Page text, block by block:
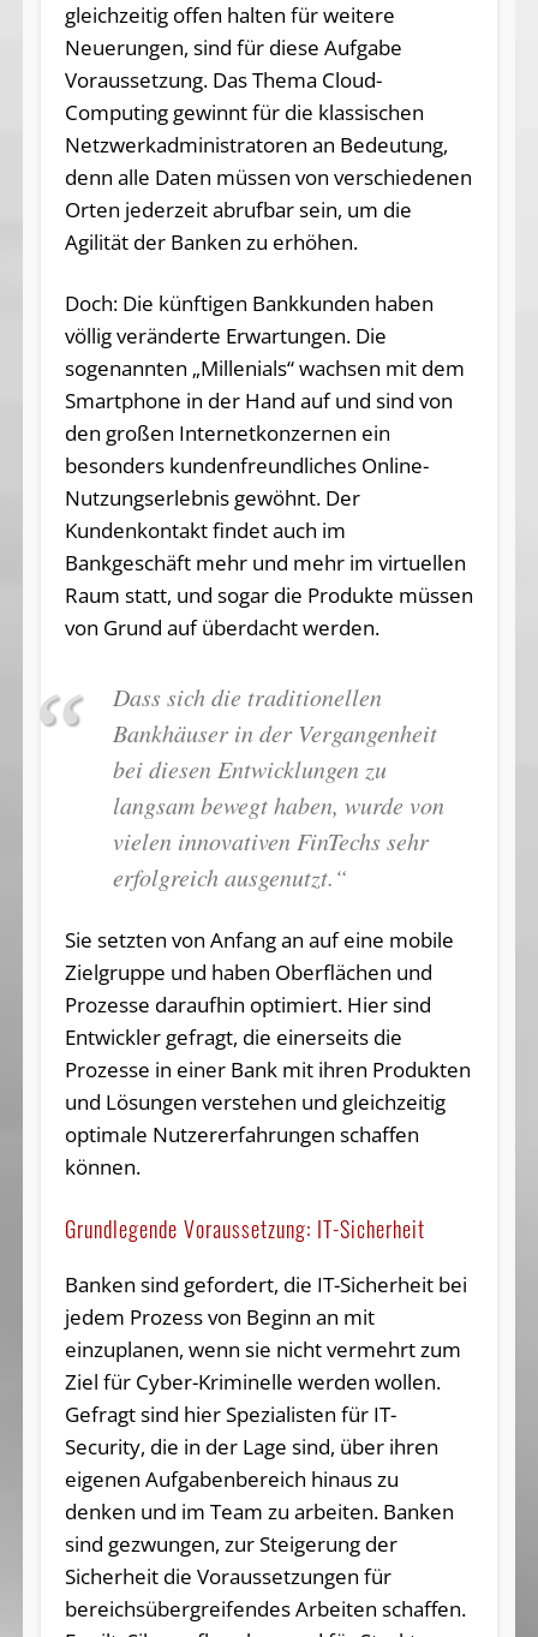
gleichzeitig offen halten für weitere
Neuerungen, sind für diese Aufgabe
Voraussetzung. Das Thema Cloud-
Computing gewinnt für die klassischen
Netzwerkadministratoren an Bedeutung,
denn alle Daten müssen von verschiedenen
Orten jederzeit abrufbar sein, um die
Agilität der Banken zu erhöhen.
Doch: Die künftigen Bankkunden haben
völlig veränderte Erwartungen. Die
sogenannten „Millenials“ wachsen mit dem
Smartphone in der Hand auf und sind von
den großen Internetkonzernen ein
besonders kundenfreundliches Online-
Nutzungserlebnis gewöhnt. Der
Kundenkontakt findet auch im
Bankgeschäft mehr und mehr im virtuellen
Raum statt, und sogar die Produkte müssen
von Grund auf überdacht werden.
Dass sich die traditionellen
Bankhäuser in der Vergangenheit
bei diesen Entwicklungen zu
langsam bewegt haben, wurde von
vielen innovativen FinTechs sehr
erfolgreich ausgenutzt.“
Sie setzten von Anfang an auf eine mobile
Zielgruppe und haben Oberflächen und
Prozesse daraufhin optimiert. Hier sind
Entwickler gefragt, die einerseits die
Prozesse in einer Bank mit ihren Produkten
und Lösungen verstehen und gleichzeitig
optimale Nutzererfahrungen schaffen
können.
Grundlegende Voraussetzung: IT-Sicherheit
Banken sind gefordert, die IT-Sicherheit bei
jedem Prozess von Beginn an mit
einzuplanen, wenn sie nicht vermehrt zum
Ziel für Cyber-Kriminelle werden wollen.
Gefragt sind hier Spezialisten für IT-
Security, die in der Lage sind, über ihren
eigenen Aufgabenbereich hinaus zu
denken und im Team zu arbeiten. Banken
sind gezwungen, zur Steigerung der
Sicherheit die Voraussetzungen für
bereichsübergreifendes Arbeiten schaffen.